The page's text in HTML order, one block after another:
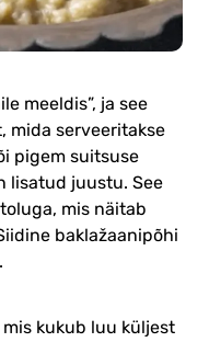
meeldis”, ja see
mida serveeritakse
pigem suitsuse
lisatud juustu. See
mis näitab
baklažaanipõhi
kukub luu küljest